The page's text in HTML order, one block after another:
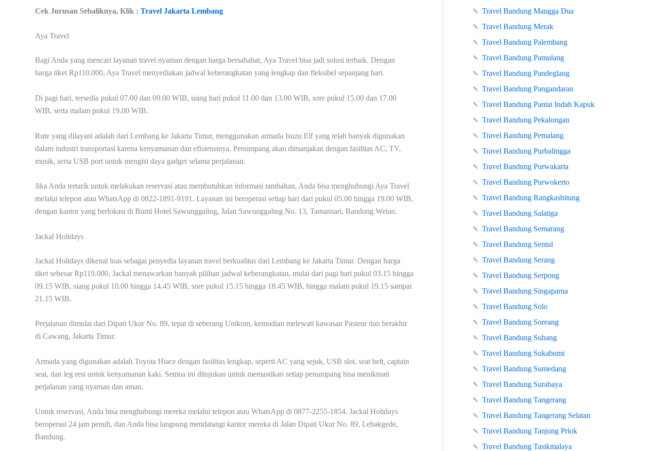
Cek Jurusan Sebaliknya, Klik : Travel Jakarta Lembang
Aya Travel
Bagi Anda yang mencari layanan travel nyaman dengan harga bersahabat, Aya Travel bisa jadi solusi terbaik. Dengan
harga tiket Rp110.000, Aya Travel menyediakan jadwal keberangkatan yang lengkap dan fleksibel sepanjang hari.
Di pagi hari, tersedia pukul 07.00 dan 09.00 WIB, siang hari pukul 11.00 dan 13.00 WIB, sore pukul 15.00 dan 17.00
WIB, serta malam pukul 19.00 WIB.
Rute yang dilayani adalah dari Lembang ke Jakarta Timur, menggunakan armada Isuzu Elf yang telah banyak digunakan
dalam industri transportasi karena kenyamanan dan efisiensinya. Penumpang akan dimanjakan dengan fasilitas AC, TV,
musik, serta USB port untuk mengisi daya gadget selama perjalanan.
Jika Anda tertarik untuk melakukan reservasi atau membutuhkan informasi tambahan, Anda bisa menghubungi Aya Travel
melalui telepon atau WhatsApp di 0822-1891-9191. Layanan ini beroperasi setiap hari dari pukul 05.00 hingga 19.00 WIB,
dengan kantor yang berlokasi di Bumi Hotel Sawunggaling, Jalan Sawunggaling No. 13, Tamansari, Bandung Wetan.
Jackal Holidays
Jackal Holidays dikenal luas sebagai penyedia layanan travel berkualitas dari Lembang ke Jakarta Timur. Dengan harga
tiket sebesar Rp119.000, Jackal menawarkan banyak pilihan jadwal keberangkatan, mulai dari pagi hari pukul 03.15 hingga
09.15 WIB, siang pukul 10.00 hingga 14.45 WIB, sore pukul 15.15 hingga 18.45 WIB, hingga malam pukul 19.15 sampai
21.15 WIB.
Perjalanan dimulai dari Dipati Ukur No. 89, tepat di seberang Unikom, kemudian melewati kawasan Pasteur dan berakhir
di Cawang, Jakarta Timur.
Armada yang digunakan adalah Toyota Hiace dengan fasilitas lengkap, seperti AC yang sejuk, USB slot, seat belt, captain
seat, dan leg rest untuk kenyamanan kaki. Semua ini ditujukan untuk memastikan setiap penumpang bisa menikmati
perjalanan yang nyaman dan aman.
Untuk reservasi, Anda bisa menghubungi mereka melalui telepon atau WhatsApp di 0877-2255-1854. Jackal Holidays
beroperasi 24 jam penuh, dan Anda bisa langsung mendatangi kantor mereka di Jalan Dipati Ukur No. 89, Lebakgede,
Bandung.
🍡 Travel Bandung Mangga Dua
🍡 Travel Bandung Merak
🍡 Travel Bandung Palembang
🍡 Travel Bandung Pamulang
🍡 Travel Bandung Pandeglang
🍡 Travel Bandung Pangandaran
🍡 Travel Bandung Pantai Indah Kapuk
🍡 Travel Bandung Pekalongan
🍡 Travel Bandung Pemalang
🍡 Travel Bandung Purbalingga
🍡 Travel Bandung Purwakarta
🍡 Travel Bandung Purwokerto
🍡 Travel Bandung Rangkasbitung
🍡 Travel Bandung Salatiga
🍡 Travel Bandung Semarang
🍡 Travel Bandung Sentul
🍡 Travel Bandung Serang
🍡 Travel Bandung Serpong
🍡 Travel Bandung Singaparna
🍡 Travel Bandung Solo
🍡 Travel Bandung Soreang
🍡 Travel Bandung Subang
🍡 Travel Bandung Sukabumi
🍡 Travel Bandung Sumedang
🍡 Travel Bandung Surabaya
🍡 Travel Bandung Tangerang
🍡 Travel Bandung Tangerang Selatan
🍡 Travel Bandung Tanjung Priok
🍡 Travel Bandung Tasikmalaya